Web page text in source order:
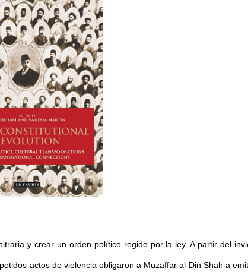
y crear un orden político regido por la ley. A partir del
actos de violencia obligaron a Muzaffar al-Din Shah a